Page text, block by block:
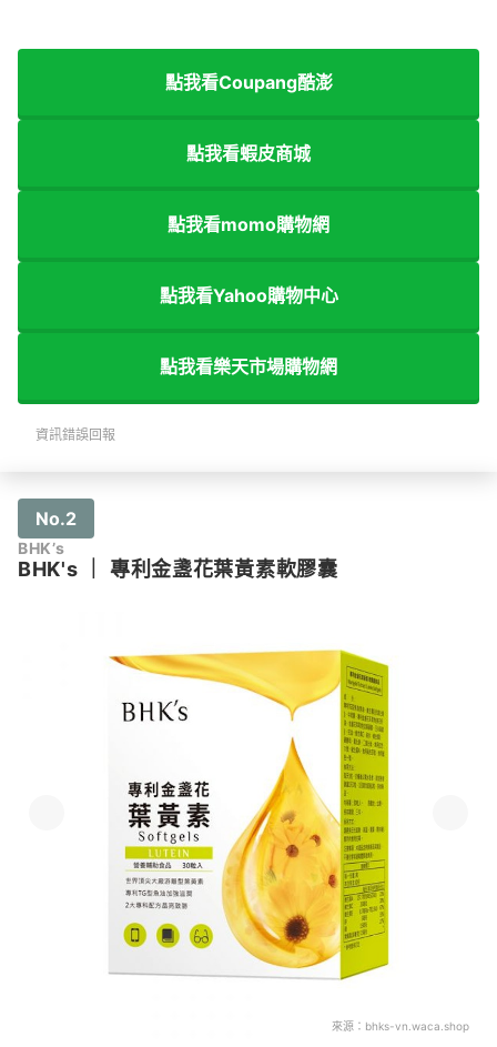
點我看Coupang酷澎
點我看蝦皮商城
點我看momo購物網
點我看Yahoo購物中心
點我看樂天市場購物網
資訊錯誤回報
No.2
BHK’s
BHK's 專利金盞花葉黃素軟膠囊
來源： bhks-vn.waca.shop